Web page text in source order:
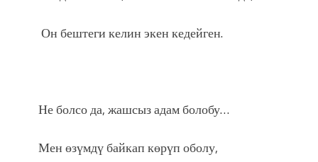
Он бештеги келин экен кедейген.
Не болсо да, жашсыз адам болобу…
Мен өзүмдү байкап көрүп оболу,